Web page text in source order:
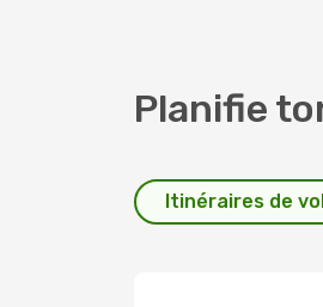
Planifie
Itinéraires de